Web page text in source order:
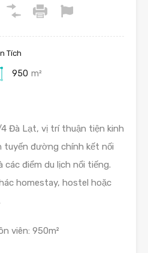
Tích
950 m²
Đà Lạt, vị trí thuận tiện kinh
tuyến đường chính kết nối
điểm du lịch nổi tiếng.
homestay, hostel hoặc
viên: 950m²